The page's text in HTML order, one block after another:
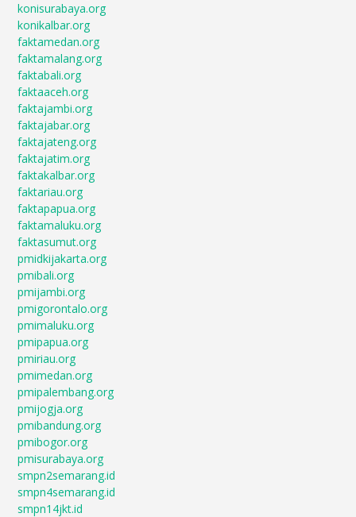
konisurabaya.org
konikalbar.org
faktamedan.org
faktamalang.org
faktabali.org
faktaaceh.org
faktajambi.org
faktajabar.org
faktajateng.org
faktajatim.org
faktakalbar.org
faktariau.org
faktapapua.org
faktamaluku.org
faktasumut.org
pmidkijakarta.org
pmibali.org
pmijambi.org
pmigorontalo.org
pmimaluku.org
pmipapua.org
pmiriau.org
pmimedan.org
pmipalembang.org
pmijogja.org
pmibandung.org
pmibogor.org
pmisurabaya.org
smpn2semarang.id
smpn4semarang.id
smpn14jkt.id